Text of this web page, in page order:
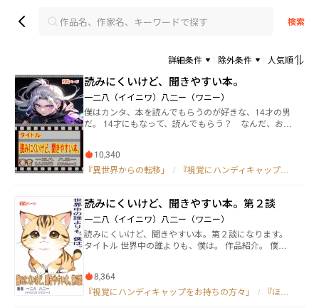
検索
詳細条件 除外条件 人気順
読みにくいけど、聞きやすい本。
一二八（イイニワ）八二ー（ワニー）
僕はカンタ、本を読んでもらうのが好きな、14才の男
だ。 14才にもなって、読んでもらう？ なんだ、お
が見えないんだよ。 だが今日、僕にとって、革命がお
きた。 盲学校でスマホの使い方を授業で学んだんだ。
アプリが最初から入っており、使い方を全力で先生か
ら学んだ。 だって、好きな本を好きな時に、読み上げ
てくれるんだ。 僕達みたいな人達には、とても助けに
なるアイテムだ。 今日習った授業を思い出しながら、
ねえちゃんが僕の代わりに読んでくれていた作品を探
いた。 何とか目的の作品にたどり着いたが、まだ更新
がされていなかった。 う～ん残念だ、あのあとのバト
ルが気になる。 他に、気になっていた作品を、読み上
10,340
『異世界からの転移」 / 『視覚にハンディキャップをお持ちの方々」
読みにくいけど、聞きやすい本。第２談
一二八（イイニワ）八二ー（ワニー）
読みにくいけど、聞きやすい本。第２談になります。
タイトル 世界中の誰よりも、僕は。 作品紹介。 僕の
家族になり、日々を過ごしていく話です。 ただ、それ
だけの話なのですが、僕にとっては。 読みにくいけ
8,364
『視覚にハンディキャップをお持ちの方々」 / 『ほのぼの×日常」